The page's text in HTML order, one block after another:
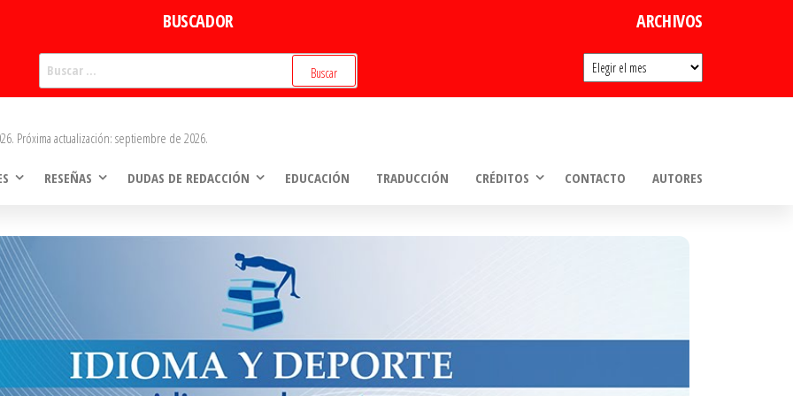
BUSCADOR ARCHIVOS
Archivos
Próxima actualización: septiembre de 2026.
RESEÑAS DUDAS DE REDACCIÓN EDUCACIÓN TRADUCCIÓN CRÉDITOS CONTACTO AUTORES